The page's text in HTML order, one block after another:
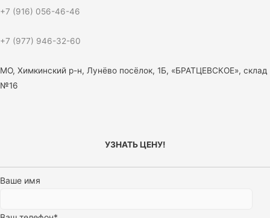
+7 (916) 056-46-46
+7 (977) 946-32-60
МО, Химкинский р-н, Лунёво посёлок, 1Б, «БРАТЦЕВСКОЕ», склад
№16
УЗНАТЬ ЦЕНУ!
Ваше имя